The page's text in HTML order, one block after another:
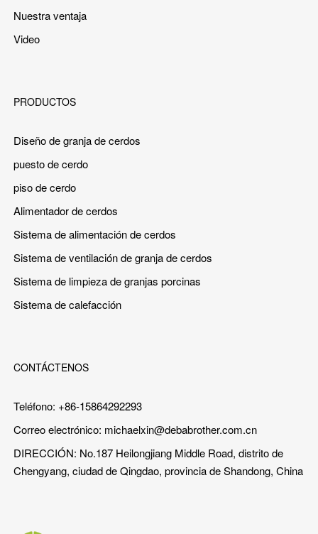
Nuestra ventaja
Video
PRODUCTOS
Diseño de granja de cerdos
puesto de cerdo
piso de cerdo
Alimentador de cerdos
Sistema de alimentación de cerdos
Sistema de ventilación de granja de cerdos
Sistema de limpieza de granjas porcinas
Sistema de calefacción
CONTÁCTENOS
Teléfono: +86-15864292293
Correo electrónico: michaelxin@debabrother.com.cn
DIRECCIÓN: No.187 Heilongjiang Middle Road, distrito de
Chengyang, ciudad de Qingdao, provincia de Shandong, China